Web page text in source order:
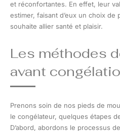
et réconfortantes. En effet, leur
estimer, faisant d’eux un choix
souhaite allier santé et plaisir.
Les méthodes
avant
Prenons soin de nos pieds de
le congélateur, quelques étapes
D’abord, abordons le processus